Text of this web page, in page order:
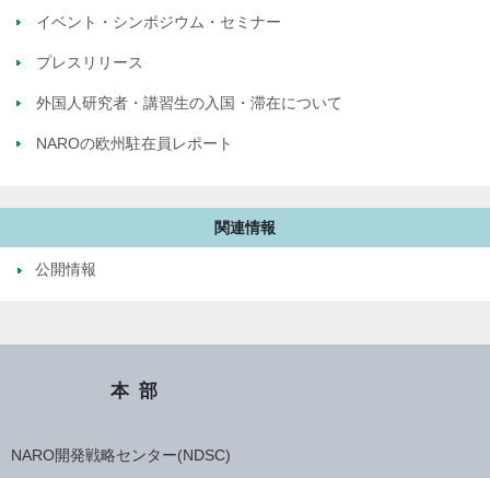
イベント・シンポジウム・セミナー
プレスリリース
外国人研究者・講習生の入国・滞在について
NAROの欧州駐在員レポート
関連情報
公開情報
本部
NARO開発戦略センター(NDSC)